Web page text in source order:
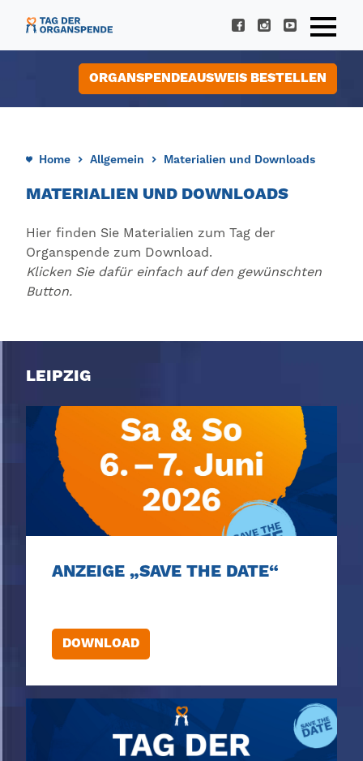
ORGANSPENDEAUSWEIS BESTELLEN
Home Allgemein Materialien und Downloads
MATERIALIEN UND DOWNLOADS
Hier finden Sie Materialien zum Tag der
Organspende zum Download.
Klicken Sie dafür einfach auf den gewünschten
Button.
LEIPZIG
ANZEIGE „SAVE THE DATE“
DOWNLOAD